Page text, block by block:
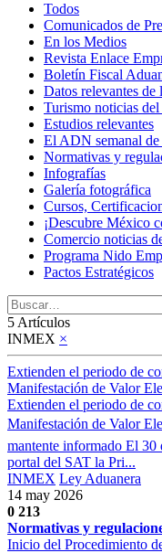
Todos
Comunicados de
En los Medios
Revista Enlace
Boletín Fiscal
Datos relevantes de
Turismo noticias del
Estudios relevantes
El ADN semanal de
Normativas y
Infografías
Galería fotográfica
Cursos,
¡Descubre México
Comercio noticias
Programa Nido
Pactos Estratégicos
5 Artículos
INMEX ×
Extienden el periodo de
Manifestación de Valor
Extienden el periodo de
Manifestación de Valor
mantente informado El 30
portal del SAT la Pri...
INMEX Ley Aduanera
14 may 2026
0 213
Normativas y
Inicio del Procedimiento